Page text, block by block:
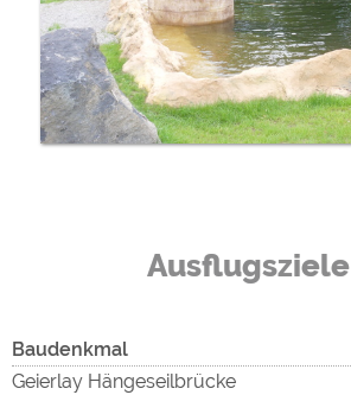
Ausflugsziele
Baudenkmal
Geierlay Hängeseilbrücke